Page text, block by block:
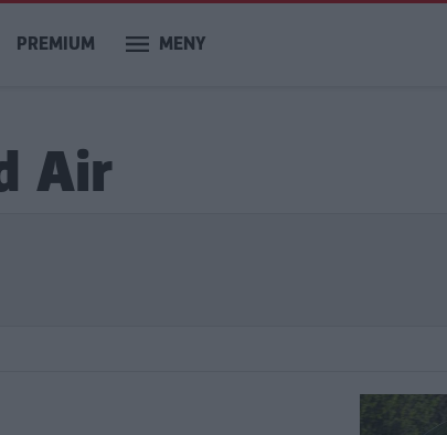
PREMIUM MENY
Air